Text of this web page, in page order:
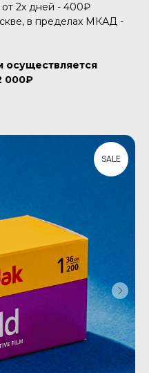
от 2х дней - 400₽
в пределах МКАД -
осуществляется
000₽
SALE